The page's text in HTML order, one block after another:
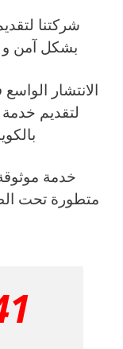
شركتنا
بشكل آمن و
الانتشار
لتقديم
خدمة
متطورة تحت